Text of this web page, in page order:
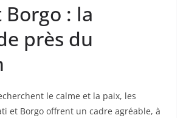
: la
près du
le calme et la paix, les
et Borgo offrent un cadre agréable, à